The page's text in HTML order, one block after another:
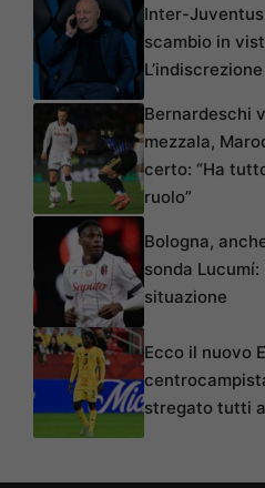
Inter-
scambio in
L’indiscrezione
Bernardeschi
mezzala,
certo: “Ha
ruolo”
Bologna,
sonda Lucumí:
situazione
Ecco il nuovo
stregato tutti